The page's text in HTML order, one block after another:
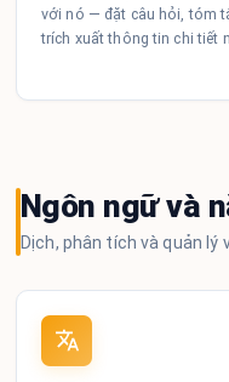
với nó — đặt câu hỏi, tóm
trích xuất thông tin chi tiết
Ngôn ngữ và
Dịch, phân tích và quản lý